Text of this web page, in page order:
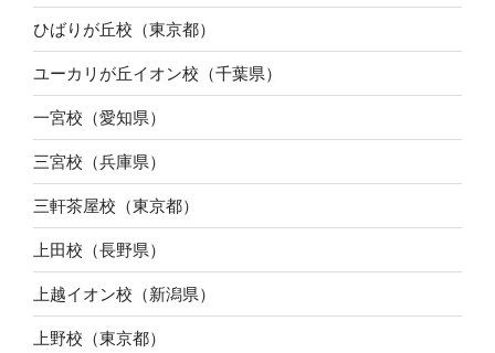
ひばりが丘校（東京都）
ユーカリが丘イオン校（千葉県）
一宮校（愛知県）
三宮校（兵庫県）
三軒茶屋校（東京都）
上田校（長野県）
上越イオン校（新潟県）
上野校（東京都）